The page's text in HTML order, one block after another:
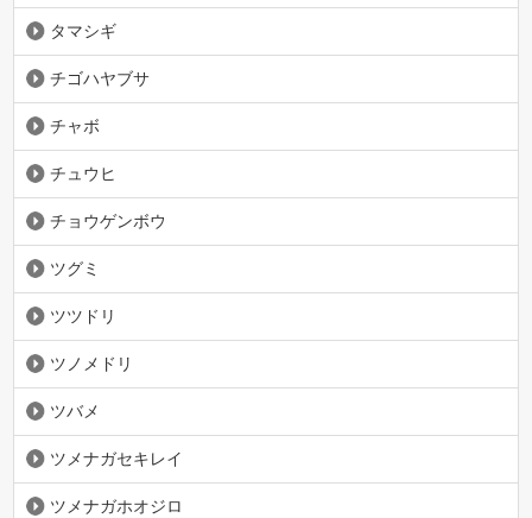
タマシギ
チゴハヤブサ
チャボ
チュウヒ
チョウゲンボウ
ツグミ
ツツドリ
ツノメドリ
ツバメ
ツメナガセキレイ
ツメナガホオジロ